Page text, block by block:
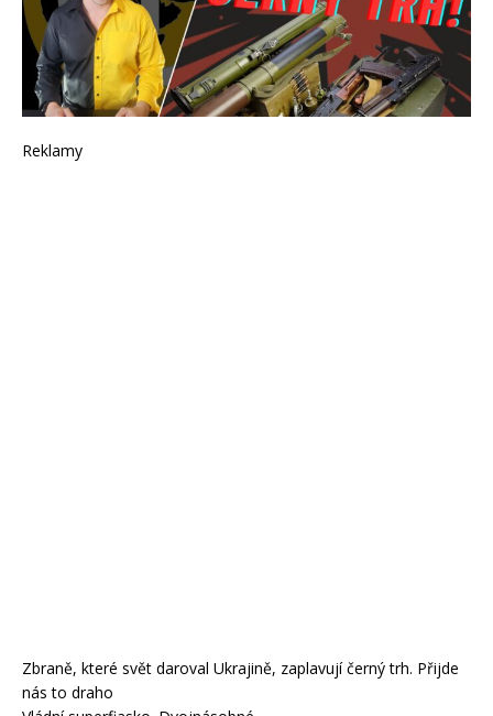
Reklamy
Zbraně, které svět daroval Ukrajině, zaplavují černý trh. Přijde
nás to draho